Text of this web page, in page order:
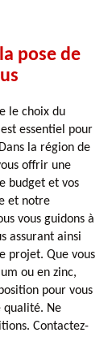
pose de
le choix du
essentiel pour
la région de
offrir une
budget et vos
et notre
vous guidons à
assurant ainsi
projet. Que vous
ou en zinc,
pour vous
qualité. Ne
Contactez-